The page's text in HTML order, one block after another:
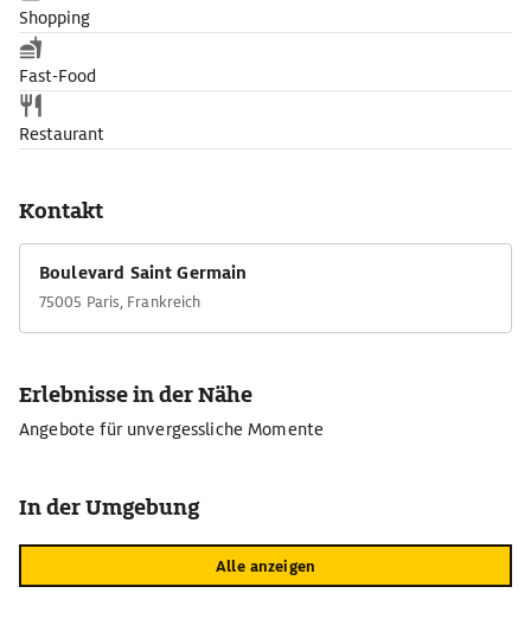
Shopping
Fast-Food
Restaurant
Kontakt
Boulevard Saint Germain
75005 Paris, Frankreich
Erlebnisse in der Nähe
Angebote für unvergessliche Momente
In der Umgebung
Alle anzeigen